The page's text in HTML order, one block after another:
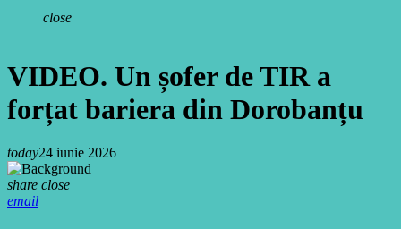
close
VIDEO. Un șofer de TIR a
forțat bariera din Dorobanțu
today24 iunie 2026
share close
email